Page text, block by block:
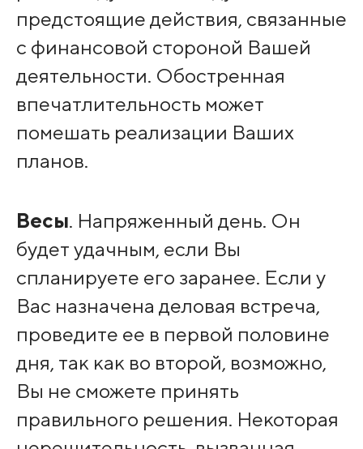
предстоящие действия, связанные
с финансовой стороной Вашей
деятельности. Обостренная
впечатлительность может
помешать реализации Ваших
планов.
Весы. Напряженный день. Он
будет удачным, если Вы
спланируете его заранее. Если у
Вас назначена деловая встреча,
проведите ее в первой половине
дня, так как во второй, возможно,
Вы не сможете принять
правильного решения. Некоторая